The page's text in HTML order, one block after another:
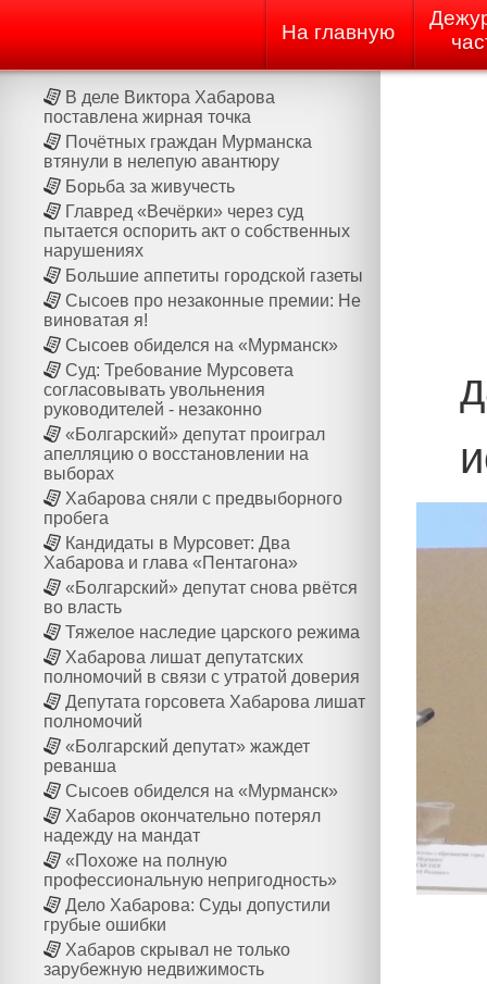
На главную
В деле Виктора Хабарова
поставлена жирная точка
Почётных граждан Мурманска
втянули в нелепую авантюру
Борьба за живучесть
Главред «Вечёрки» через суд
пытается оспорить акт о собственных
нарушениях
Большие аппетиты городской газеты
Сысоев про незаконные премии: Не
виноватая я!
Сысоев обиделся на «Мурманск»
Суд: Требование Мурсовета
согласовывать увольнения
руководителей - незаконно
«Болгарский» депутат проиграл
апелляцию о восстановлении на
выборах
Хабарова сняли с предвыборного
пробега
Кандидаты в Мурсовет: Два
Хабарова и глава «Пентагона»
«Болгарский» депутат снова рвётся
во власть
Тяжелое наследие царского режима
Хабарова лишат депутатских
полномочий в связи с утратой доверия
Депутата горсовета Хабарова лишат
полномочий
«Болгарский депутат» жаждет
реванша
Сысоев обиделся на «Мурманск»
Хабаров окончательно потерял
надежду на мандат
«Похоже на полную
профессиональную непригодность»
Дело Хабарова: Суды допустили
грубые ошибки
Хабаров скрывал не только
зарубежную недвижимость